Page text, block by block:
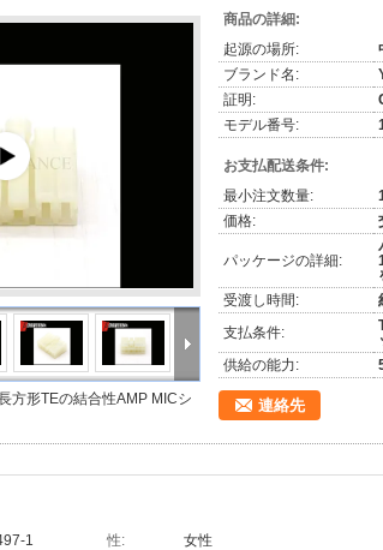
方形TEの結合性AMP MICシ
商品の詳細:
起源の場所:
ブランド名:
証明:
モデル番号:
お支払配送条件:
最小注文数量:
価格:
パッケージの詳細:
受渡し時間:
支払条件:
供給の能力:
連絡先
1 性: 女性